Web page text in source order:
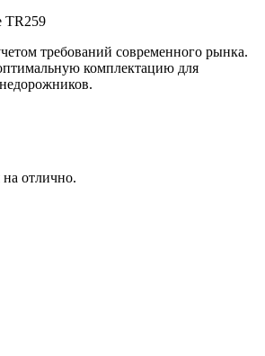
TR259
требований современного рынка.
комплектацию для
отлично.